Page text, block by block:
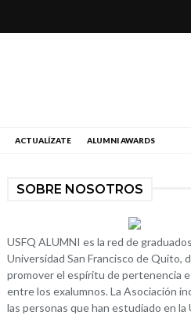
ACTUALÍZATE ALUMNI AWARDS
SOBRE NOSOTROS
USFQ ALUMNI es la red de
Universidad San Francisco de Quito,
promover el espíritu de pertenencia
entre los exalumnos. La Asociación
las personas que han estudiado en la